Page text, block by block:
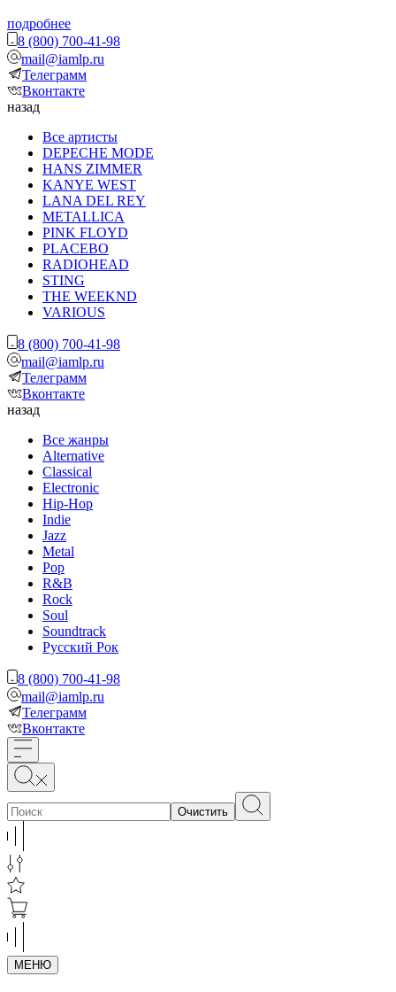
подробнее
8 (800) 700-41-98
mail@iamlp.ru
Телеграмм
Вконтакте
назад
Все артисты
DEPECHE MODE
HANS ZIMMER
KANYE WEST
LANA DEL REY
METALLICA
PINK FLOYD
PLACEBO
RADIOHEAD
STING
THE WEEKND
VARIOUS
8 (800) 700-41-98
mail@iamlp.ru
Телеграмм
Вконтакте
назад
Все жанры
Alternative
Classical
Electronic
Hip-Hop
Indie
Jazz
Metal
Pop
R&B
Rock
Soul
Soundtrack
Русский Рок
8 (800) 700-41-98
mail@iamlp.ru
Телеграмм
Вконтакте
Очистить
МЕНЮ